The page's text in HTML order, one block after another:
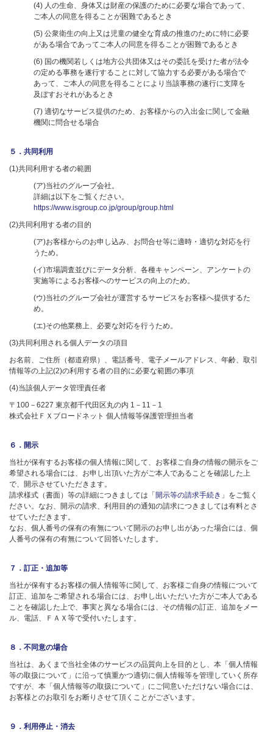
(4) 人の生命、身体又は財産の保護のために必要な場合であって、
ご本人の同意を得ることが困難であるとき
(5) 公衆衛生の向上又は児童の健全な育成の推進のために特に必要
がある場合であってご本人の同意を得ることが困難であるとき
(6) 国の機関若しくは地方公共団体又はその委託を受けた者が法令
の定める事務を遂行することに対して協力する必要がある場合で
あって、ご本人の同意を得ることにより当該事務の遂行に支障を
及ぼすおそれがあるとき
(7) 適切なサービス提供のため、お客様からの入出金に関して金融
機関に問合せる場合
５．共同利用
(1)共同利用する者の範囲
(ア)当社のグループ会社。
詳細は以下をご覧ください。
https://www.isgroup.co.jp/group/group.html
(2)共同利用する者の目的
(ア)お客様からのお申し込み、お問合せ等に適時・適切な対応を行
うため。
(イ)市場調査並びにデータ分析、各種キャンペーン、アンケートの
実施等によるお客様へのサービスの向上のため。
(ウ)当社のグループ会社が運営するサービスをお客様へ提供するた
め。
(エ)その他業務上、必要な対応を行うため。
(3)共同利用される個人データの項目
お名前、ご住所（都道府県）、電話番号、電子メールアドレス、年齢、取引
情報等の上記(2)の利用する者の目的に必要な範囲の事項
(4)当該個人データ管理責任者
〒100－6227 東京都千代田区丸の内 1－11－1
株式会社ＦＸブロードネット 個人情報等保護管理担当者
６．開示
当社が保有するお客様の個人情報に関して、お客様ご自身の情報の開示をご
希望される場合には、お申し出頂いた方がご本人であることを確認した上
で、開示させていただきます。
請求様式（書面）等の詳細につきましては「開示等の請求手続き 」をご覧く
ださい。なお、開示の請求、利用目的の通知の請求につきましては有料とさ
せていただきます。
なお、個人番号の保有の有無について開示のお申し出があった場合には、個
人番号の保有の有無について回答いたします。
７．訂正・追加等
当社が保有するお客様の個人情報等に関して、お客様ご自身の情報について
訂正、追加をご希望される場合には、お申し出いただいた方がご本人である
ことを確認した上で、事実と異なる場合には、その情報の訂正、追加をメー
ル、電話、ＦＡＸ等で受付いたします。
８．不同意の場合
当社は、あくまで当社全体のサービスの品質向上を目的とし、本「個人情報
等の取扱について」に沿って慎重かつ適切に個人情報等を管理していく所存
ですが、本「個人情報等の取扱について」にご同意いただけない場合には、
お客様とのお取引をお断りさせて頂くことがございます。
９．利用停止・消去